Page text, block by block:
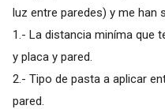
luz entre paredes) y me han
1.- La distancia miníma que
y placa y pared.
2.- Tipo de pasta a aplicar
pared.